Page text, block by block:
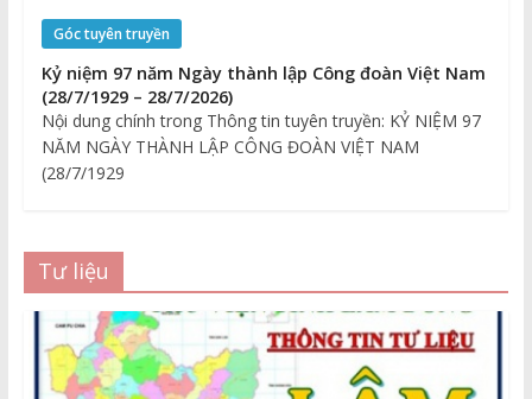
Góc tuyên truyền
Kỷ niệm 97 năm Ngày thành lập Công đoàn Việt Nam
(28/7/1929 – 28/7/2026)
Nội dung chính trong Thông tin tuyên truyền: KỶ NIỆM 97
NĂM NGÀY THÀNH LẬP CÔNG ĐOÀN VIỆT NAM
(28/7/1929
Tư liệu